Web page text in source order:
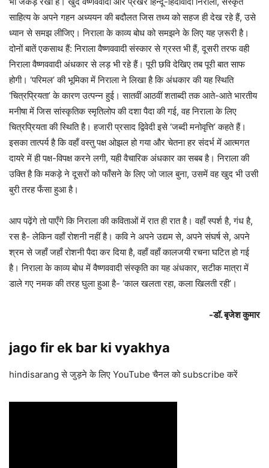
साहित्य के अपने गहन अध्ययन की बदौलत जिस तथ्य को सहज ही देख रहे हैं, उसे
ध्यान से समझ लीजिए। निराला के काव्य बोध को समझने के लिए यह ज़रूरी है।
दोनों बातें एकसाथ हैं: निराला वैष्णववादी संस्कार से ग्रस्त भी हैं, दूसरी तरफ वही
निराला वैष्णववादी अंधकार से लड़ भी रहे हैं। पूरी छवि देखिए तब पूरी बात साफ
होगी। ‘परिमल’ की भूमिका में निराला ने लिखा है कि अंधकार की यह स्थिति
‘चित्रप्रियता’ के कारण उत्पन्न हुई। सातवीं आठवीं शताब्दी तक आते-आते भारतीय
मनीषा में जिस सांस्कृतिक स्मृतिलोप की दशा पैदा की गई, वह निराला के लिए
चित्रप्रियता की स्थिति है। हजारी प्रसाद द्विवेदी इसे ‘जब्दी मनोवृत्ति’ कहते हैं।
इसका तात्पर्य है कि वहाँ वस्तु पक्ष ओझल हो गया और चेतना हर संदर्भ में आत्मगत
दायरे में ही पक्ष-विपक्ष करने लगी, यही वैचारिक अंधकार का सबब है। निराला की
उक्ति है कि मकड़े ने दूसरों को फाँसने के लिए जो जाल बुना, उसमें वह खुद भी उसी
बुरी तरह फँसा हुआ है।
आप पढ़ेंगे तो पाएँगे कि निराला की कविताओं में रात ही रात है। वहाँ स्पर्श है, गंध है,
रस है- लेकिन वहाँ रोशनी नहीं है। कवि ने अपने उद्यम से, अपने संघर्ष से, अपने
श्रम से जहाँ जहाँ रोशनी पैदा कर दिया है, वहाँ वहाँ कालजयी रचना घटित हो गई
है। निराला के काव्य बोध में वैष्णववादी संस्कृति का यह अंधकार, सटीक मात्रा में
डाले गए नमक की तरह घुला हुआ है- ‘काल खलता रहा, कला खिलती रही’।
-डॉ. बृजेश कुमार
jago fir ek bar ki vyakhya
hindisarang से जुड़ने के लिए YouTube चैनल को subscribe करें